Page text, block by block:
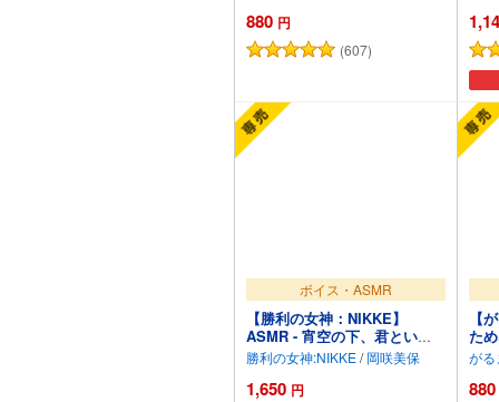
880 円
(607)
ボイス・ASMR
【勝利の女神：NIKKE】
ASMR - 宵空の下、君という
一番星と共に。【アニス：ス
ター】
勝利の女神:NIKKE/ 岡咲美保
1,650 円
【
た
ラ
影
がる
880